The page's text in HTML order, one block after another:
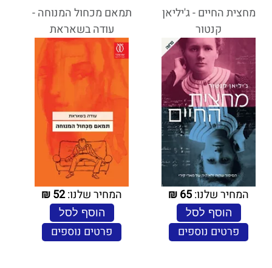
מחצית החיים - ג'יליאן
קנטור
המחיר שלנו:65
₪
הוסף לסל
פרטים נוספים
תמאם מכחול המנוחה -
עודה בשאראת
המחיר שלנו:52
₪
הוסף לסל
פרטים נוספים